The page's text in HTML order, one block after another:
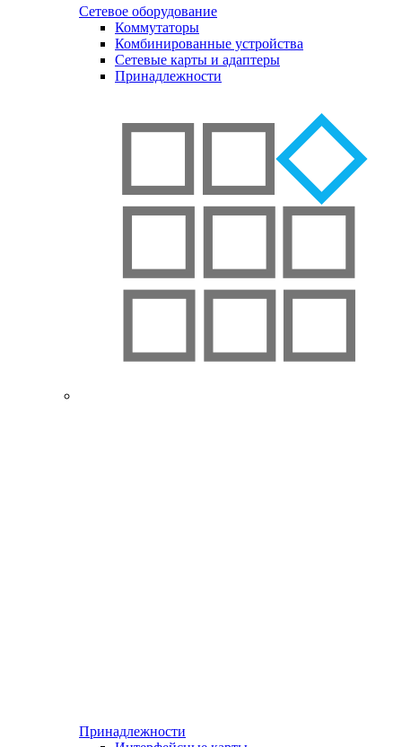
Сетевое оборудование
Коммутаторы
Комбинированные устройства
Сетевые карты и адаптеры
Принадлежности
Принадлежности